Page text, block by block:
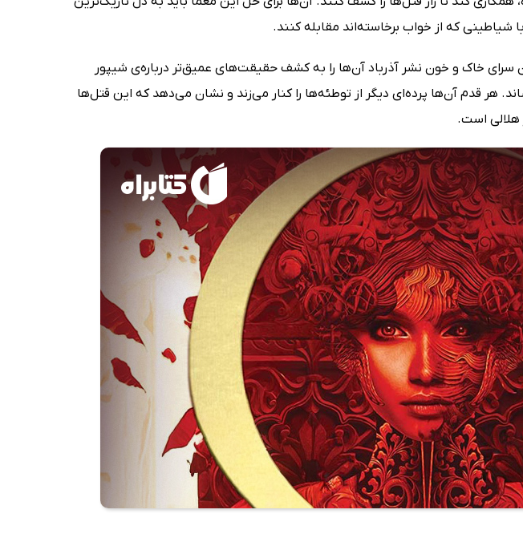
شیاطینی که از خواب برخاسته‌اند مقابله کنند.
سرای خاک و خون نشر آذرباد آن‌ها را به کشف حقیقت‌های عمیق‌تر درباره‌ی شیپور
هر قدم آن‌ها پرده‌ای دیگر از توطئه‌ها را کنار می‌زند و نشان می‌دهد که این قتل‌ها
هلالی است.